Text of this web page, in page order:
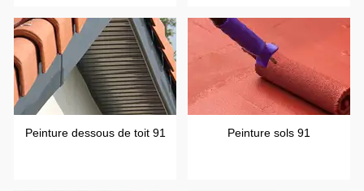
Peinture dessous de toit 91 Peinture sols 91